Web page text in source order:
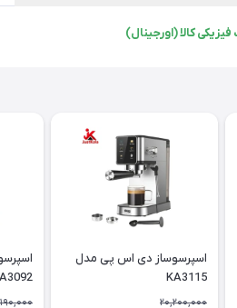
کالا (اورجینال)
اسپرسوساز دی اس پی مدل
KA3115
20,200,000